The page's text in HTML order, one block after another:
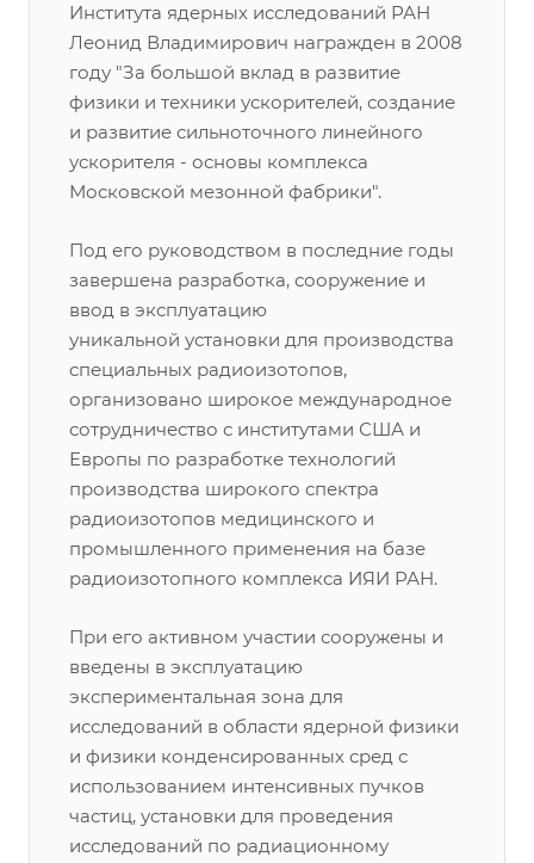
Института ядерных исследований РАН
Леонид Владимирович награжден в 2008
году "За большой вклад в развитие
физики и техники ускорителей, создание
и развитие сильноточного линейного
ускорителя - основы комплекса
Московской мезонной фабрики".
Под его руководством в последние годы
завершена разработка, сооружение и
ввод в эксплуатацию
уникальной установки для производства
специальных радиоизотопов,
организовано широкое международное
сотрудничество с институтами США и
Европы по разработке технологий
производства широкого спектра
радиоизотопов медицинского и
промышленного применения на базе
радиоизотопного комплекса ИЯИ РАН.
При его активном участии сооружены и
введены в эксплуатацию
экспериментальная зона для
исследований в области ядерной физики
и физики конденсированных сред с
использованием интенсивных пучков
частиц, установки для проведения
исследований по радиационному